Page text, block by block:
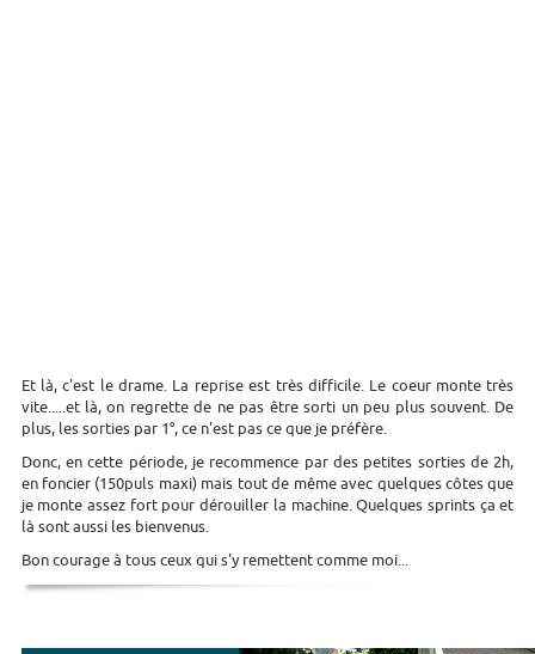
Et là, c'est le drame. La reprise est très difficile. Le coeur monte très
vite.....et là, on regrette de ne pas être sorti un peu plus souvent. De
plus, les sorties par 1°, ce n'est pas ce que je préfère.
Donc, en cette période, je recommence par des petites sorties de 2h,
en foncier (150puls maxi) mais tout de même avec quelques côtes que
je monte assez fort pour dérouiller la machine. Quelques sprints ça et
là sont aussi les bienvenus.
Bon courage à tous ceux qui s'y remettent comme moi...